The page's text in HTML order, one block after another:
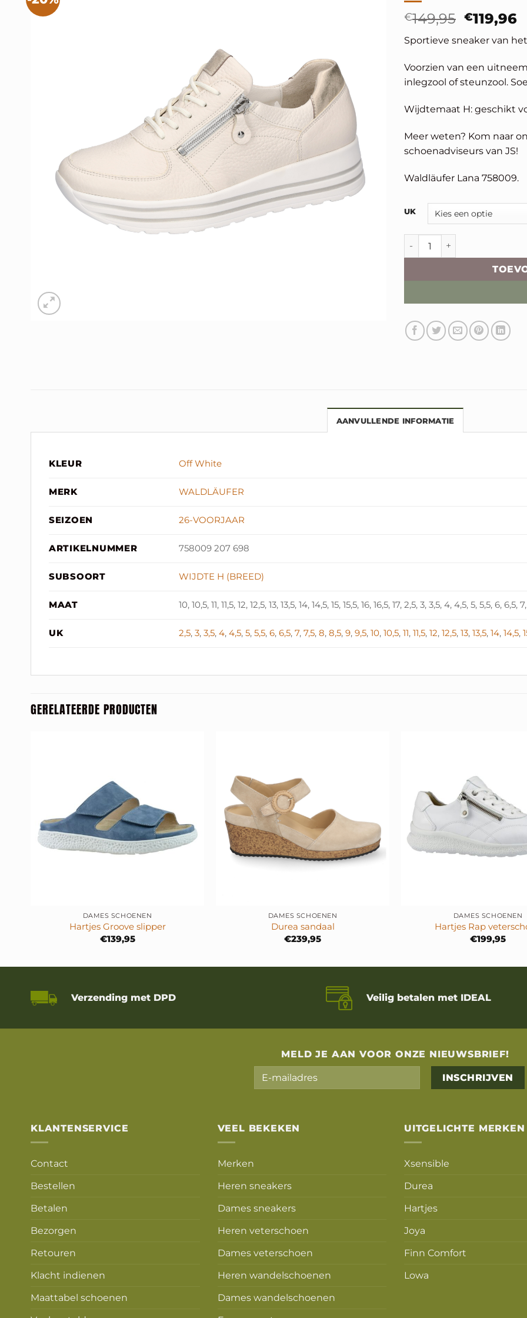
€149,95
prijs
was:
€149,95.
€119,96
Sportieve sneaker van
Voorzien van een
inlegzool of steunzool.
Wijdtemaat H: geschikt
Meer weten? Kom naar
schoenadviseurs van JS!
Waldläufer Lana 758009.
UK
Alternative:
AANVULLENDE INFORMATIE
KLEUR Off White
MERK WALDLÄUFER
SEIZOEN 26-VOORJAAR
ARTIKELNUMMER 758009 207 698
SUBSOORT WIJDTE H (BREED)
MAAT 10, 10,5, 11, 11,5, 12, 12,5, 13, 13,5, 14, 14,5, 15, 15,5, 16, 16,5, 17, 2,5, 3, 3,5, 4, 4,5, 5, 5,5, 6, 6,5,
UK 2,5,3,3,5,4,4,5,5,5,5,6,6,5,7,7,5,8,8,5,9,9,5,10,10,5,11,11,5,12,12,5,13,13,5,14,14,5,
GERELATEERDE PRODUCTEN
DAMES SCHOENEN
Hartjes Groove slipper
€139,95
DAMES SCHOENEN
Durea sandaal
€239,95
DAMES SCHOENEN
Hartjes Rap
€199,95
Verzending met DPD Veilig betalen met IDEAL
MELD JE AAN VOOR ONZE NIEUWSBRIEF!
KLANTENSERVICE
Contact
Bestellen
Betalen
Bezorgen
Retouren
Klacht indienen
Maattabel schoenen
VEEL BEKEKEN
Merken
Heren sneakers
Dames sneakers
Heren veterschoen
Dames veterschoen
Heren wandelschoenen
Dames wandelschoenen
UITGELICHTE MERKEN
Xsensible
Durea
Hartjes
Joya
Finn Comfort
Lowa